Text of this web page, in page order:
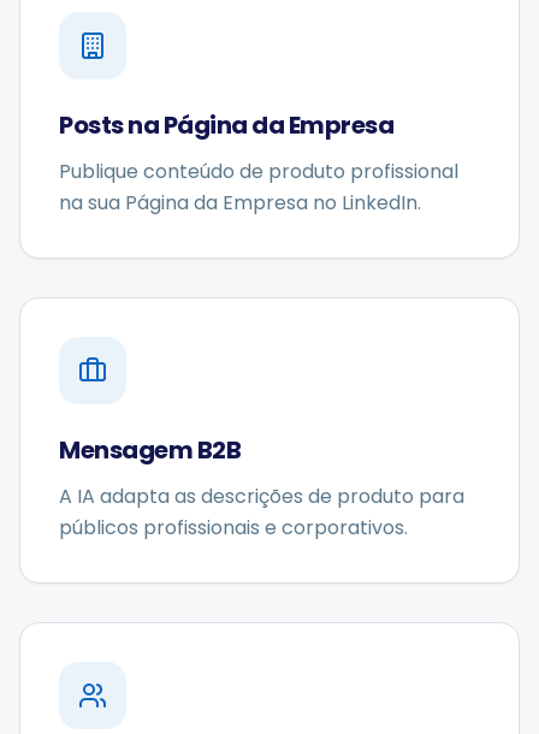
Posts na Página da Empresa
Publique conteúdo de produto profissional
na sua Página da Empresa no LinkedIn.
Mensagem B2B
A IA adapta as descrições de produto para
públicos profissionais e corporativos.